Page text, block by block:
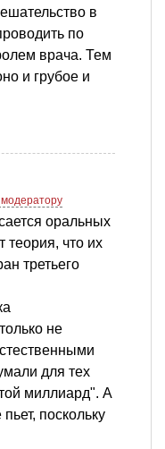
в
по
врача. Тем
и грубое и
оральных
теория, что их
третьего
не
для тех
миллиард". А
поскольку